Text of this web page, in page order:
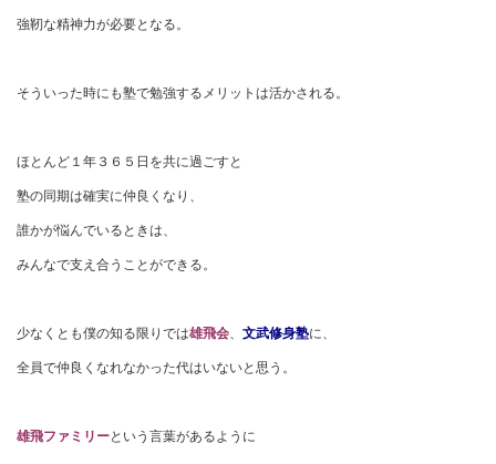
強靭な精神力が必要となる。
そういった時にも塾で勉強するメリットは活かされる。
ほとんど１年３６５日を共に過ごすと
塾の同期は確実に仲良くなり、
誰かが悩んでいるときは、
みんなで支え合うことができる。
少なくとも僕の知る限りでは雄飛会、 文武修身塾に、
全員で仲良くなれなかった代はいないと思う。
雄飛ファミリーという言葉があるように